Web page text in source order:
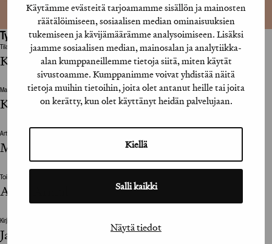
Käytämme evästeitä tarjoamamme sisällön ja mainosten
räätälöimiseen, sosiaalisen median ominaisuuksien
tukemiseen ja kävijämäärämme analysoimiseen. Lisäksi
jaamme sosiaalisen median, mainosalan ja analytiikka-
alan kumppaneillemme tietoja siitä, miten käytät
sivustoamme. Kumppanimme voivat yhdistää näitä
tietoja muihin tietoihin, joita olet antanut heille tai joita
on kerätty, kun olet käyttänyt heidän palvelujaan.
Kiellä
Salli kaikki
Näytä tiedot
Työhön osallistuneet henkilöt / tahot:
Tilaaja
Kustannusosakeyhtiö Otava
Mainostoimisto
Kustannusosakeyhtiö Otava
Art Director
Markus Pyörälä
Toimittaja / Editor
Antti Arnkil
Kirjoittaja / Writer
Jaakko Yli-Juonikas